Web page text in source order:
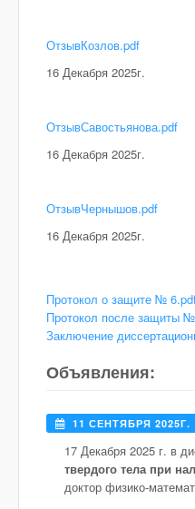
ОтзывКозлов.pdf
16 Декабря 2025г.
ОтзывСавостьянова.pdf
16 Декабря 2025г.
ОтзывЧернышов.pdf
16 Декабря 2025г.
Протокол о защите №
Протокол после защиты
Заключение
Объявления:
11 СЕНТЯБРЯ 2025Г.
17 Декабря 2025 г. в
твердого тела при
доктор физико-